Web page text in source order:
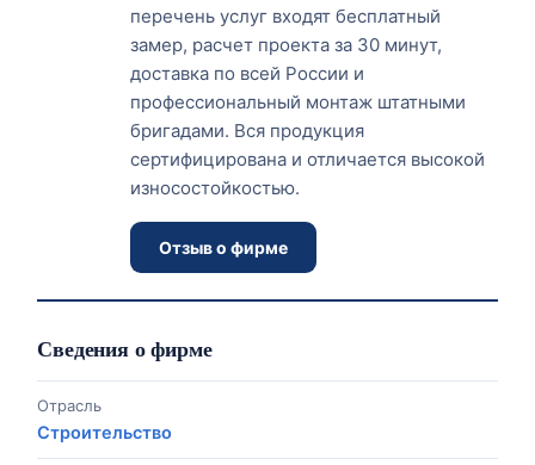
перечень услуг входят бесплатный
замер, расчет проекта за 30 минут,
доставка по всей России и
профессиональный монтаж штатными
бригадами. Вся продукция
сертифицирована и отличается высокой
износостойкостью.
Отзыв о фирме
Сведения о фирме
Отрасль
Строительство